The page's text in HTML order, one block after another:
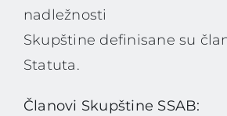
nadležnosti
Skupštine definisane su
Statuta.
Članovi Skupštine SSAB: